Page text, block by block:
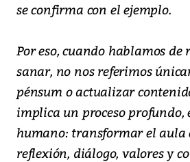
se confirma con el ejemplo.
Por eso, cuando hablamos de
sanar, no nos referimos
pénsum o actualizar
implica un proceso profundo,
humano: transformar el aula
reflexión, diálogo, valores y